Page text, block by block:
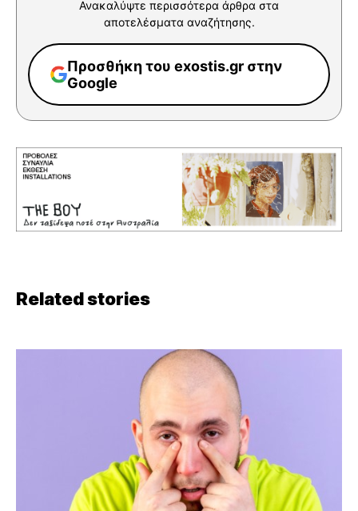
Ανακαλύψτε περισσότερα άρθρα στα
αποτελέσματα αναζήτησης.
Προσθήκη του exostis.gr στην
Google
Related stories